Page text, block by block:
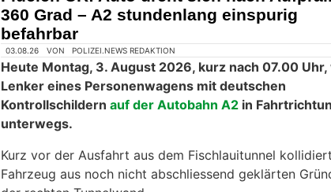
Beide Fahrzeuge weisen beträchtliche Schäden auf, der
Motorradlenker musste mit mittelschweren
Spital überführt werden.
Weiterlesen